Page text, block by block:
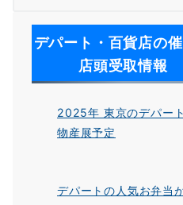
デパート・百貨店の
店頭受取情報
2025年 東京のデパート
物産展予定
デパートの人気お弁当